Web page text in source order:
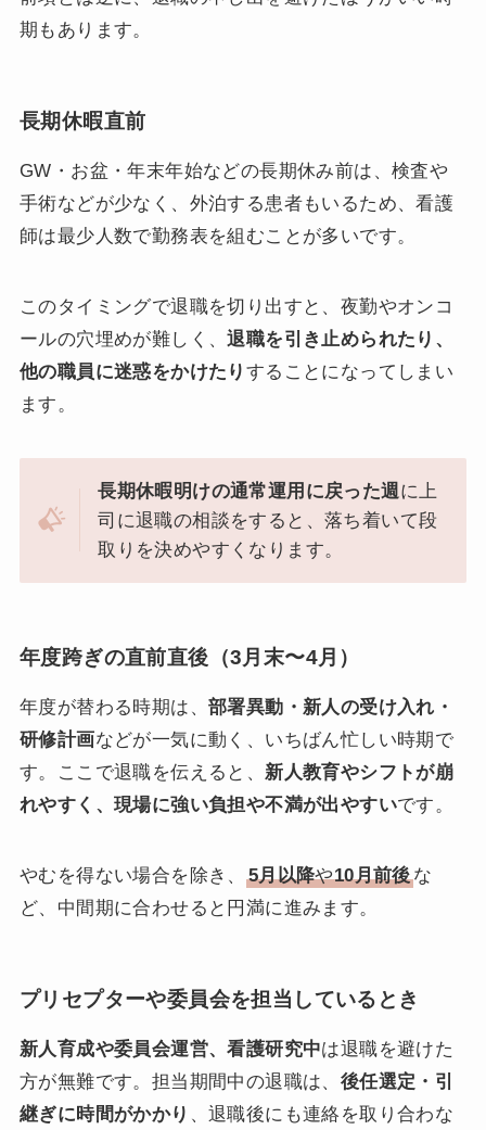
期もあります。
長期休暇直前
GW・お盆・年末年始などの長期休み前は、検査や
手術などが少なく、外泊する患者もいるため、看護
師は最少人数で勤務表を組むことが多いです。
このタイミングで退職を切り出すと、夜勤やオンコ
ールの穴埋めが難しく、退職を引き止められたり、
他の職員に迷惑をかけたり することになってしまい
ます。
長期休暇明けの通常運用に戻った週に上
司に退職の相談をすると、落ち着いて段
取りを決めやすくなります。
年度跨ぎの直前直後（3月末〜4月）
年度が替わる時期は、 部署異動・新人の受け入れ・
研修計画などが一気に動く、いちばん忙しい時期で
す。ここで退職を伝えると、新人教育やシフトが崩
れやすく、現場に強い負担や不満が出やすいです。
やむを得ない場合を除き、 5月以降や10月前後な
ど、中間期に合わせると円満に進みます。
プリセプターや委員会を担当しているとき
新人育成や委員会運営、看護研究中は退職を避けた
方が無難です。担当期間中の退職は、 後任選定・引
継ぎに時間がかかり 、退職後にも連絡を取り合わな